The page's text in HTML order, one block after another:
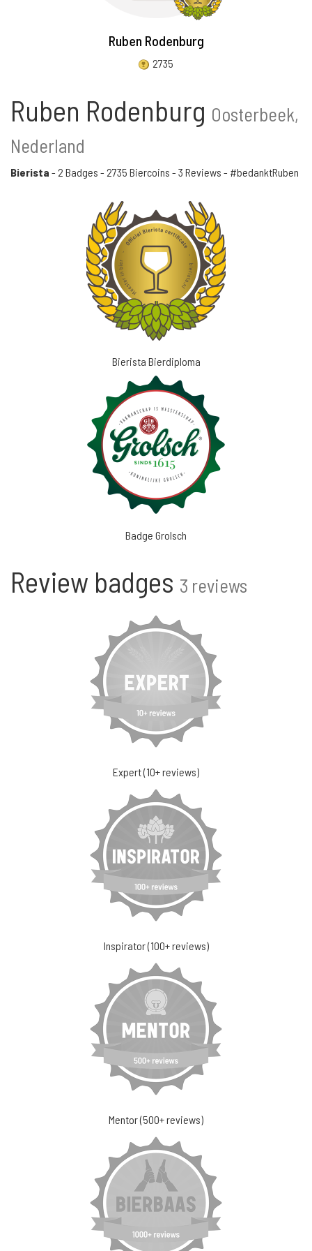
Ruben Rodenburg
2735
Ruben Rodenburg Oosterbeek,
Nederland
Bierista - 2 Badges - 2735 Biercoins - 3 Reviews - #bedanktRuben
Bierista Bierdiploma
Badge Grolsch
Review badges 3 reviews
Expert (10+ reviews)
Inspirator (100+ reviews)
Mentor (500+ reviews)